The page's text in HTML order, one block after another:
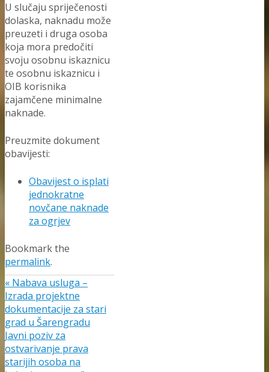
U slučaju spriječenosti
dolaska, naknadu može
preuzeti i druga osoba
koja mora predočiti
svoju osobnu iskaznicu
te osobnu iskaznicu i
OIB korisnika
zajamčene minimalne
naknade.
Preuzmite dokument
obavijesti:
Obavijest o isplati
jednokratne
novčane naknade
za ogrjev
Bookmark the
permalink.
« Nabava usluga –
Izrada projektne
dokumentacije za stari
grad u Šarengradu
Javni poziv za
ostvarivanje prava
starijih osoba na